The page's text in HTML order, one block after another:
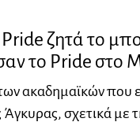
ζητά το
το Pride στο
ακαδημαϊκών
σχετικά με